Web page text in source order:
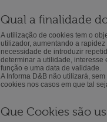
Qual a finalidade
A utilização de cookies tem o
utilizador, aumentando a
necessidade de introduzir
determinar a utilidade, interesse
função e uma data de validade.
A Informa D&B não utilizará,
cookies nos casos em que tal
Que Cookies são